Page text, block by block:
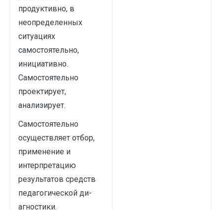
продуктивно, в
неопределенных
ситуациях
самостоятельно,
инициативно.
Самостоятельно
проектирует,
анализирует.
Самостоятельно
осуществляет отбор,
применение и
интерпретацию
результатов средств
педагогической ди­
агностики.